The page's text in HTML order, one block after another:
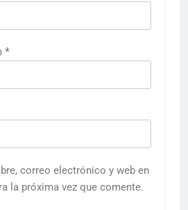
*
correo electrónico y web en
la próxima vez que comente.